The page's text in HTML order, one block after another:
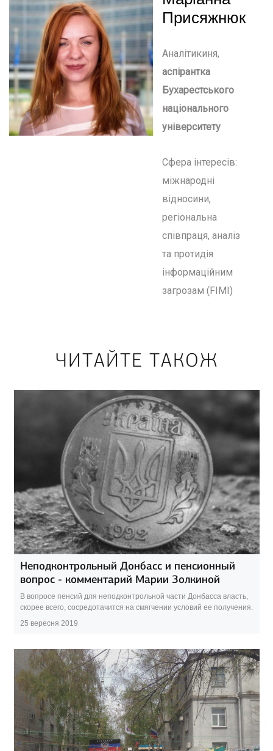
Присяжнюк
Аналітикиня,
аспірантка
Бухарестського
національного
університету
Сфера інтересів:
міжнародні
відносини,
регіональна
співпраця, аналіз
та протидія
інформаційним
загрозам (FIMI)
ЧИТАЙТЕ ТАКОЖ
Неподконтрольный Донбасс и пенсионный
вопрос - комментарий Марии Золкиной
В вопросе пенсий для неподконтрольной части Донбасса власть,
скорее всего, сосредотачится на смягчении условий ее получения.
25 вересня 2019